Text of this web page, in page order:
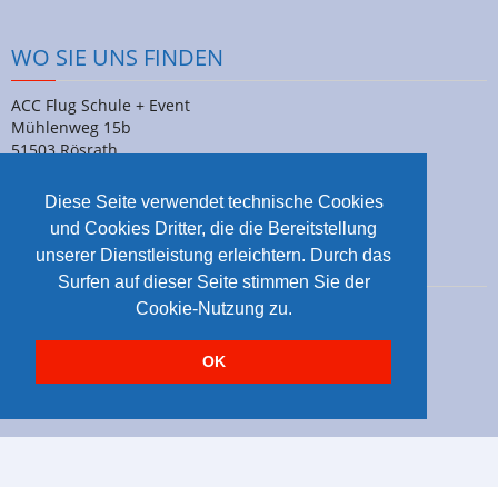
Diese Seite verwendet technische Cookies
und Cookies Dritter, die die Bereitstellung
unserer Dienstleistung erleichtern. Durch das
Surfen auf dieser Seite stimmen Sie der
Cookie-Nutzung zu.
OK
WO SIE UNS FINDEN
ACC Flug Schule + Event
Mühlenweg 15b
51503 Rösrath
Tel. 02205919476
UNSERE FACEBOOK FANS